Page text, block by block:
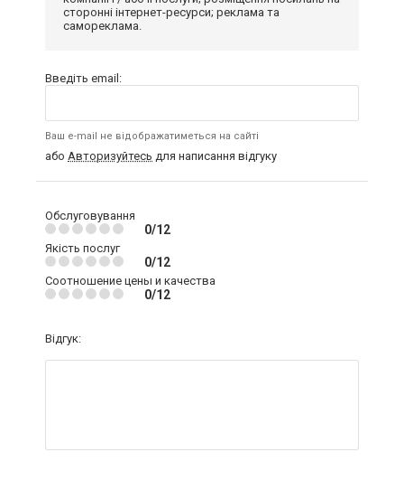
сторонні інтернет-ресурси; реклама та
самореклама.
Введіть email:
Ваш e-mail не відображатиметься на сайті
або Авторизуйтесь для написання відгуку
Обслуговування
0/12
Якість послуг
0/12
Соотношение цены и качества
0/12
Відгук: